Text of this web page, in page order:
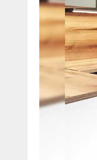
što je
Alati i pribor